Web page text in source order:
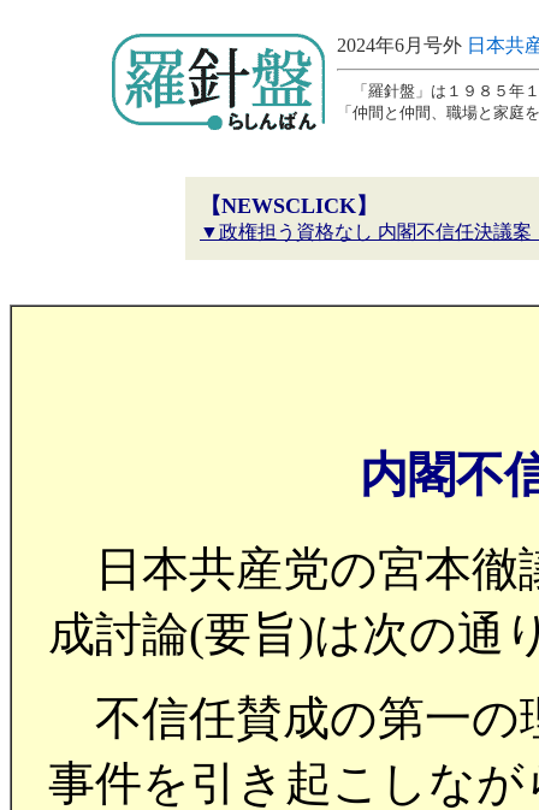
2024年6月号外 日本共
「羅針盤」は１９８５年
「仲間と仲間、職場と家庭
【NEWSCLICK】
▼政権担う資格なし 内閣不信任決議
内閣不
日本共産党の宮本徹
成討論(要旨)は次の通
不信任賛成の第一の
事件を引き起こしな